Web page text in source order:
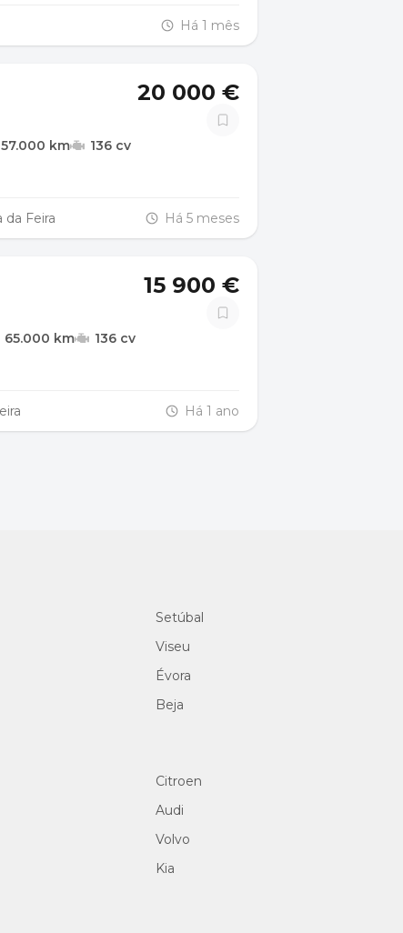
Há 1 mês
20 000 €
57.000 km 136 cv
da Feira Há 5 meses
15 900 €
65.000 km 136 cv
Há 1 ano
Setúbal
Viseu
Évora
Beja
Citroen
Audi
Volvo
Kia